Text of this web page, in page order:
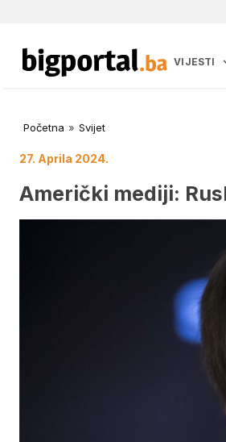
VIJESTI
Početna » Svijet
27. Aprila 2024.
Američki mediji: